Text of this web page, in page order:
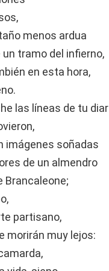
menos ardua
tramo del infierno,
en esta hora,
las líneas de tu
imágenes soñadas
de un almendro
Brancaleone;
partisano,
morirán muy lejos: